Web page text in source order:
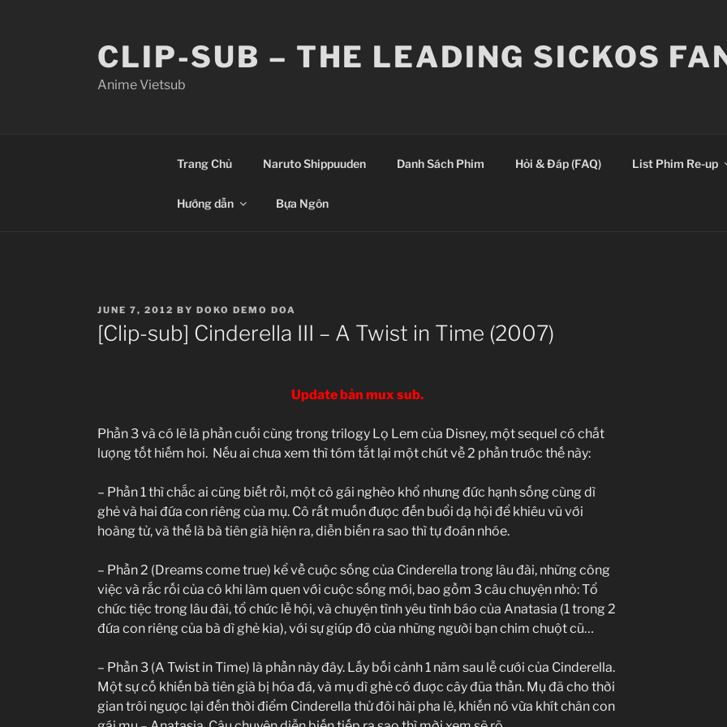
CLIP-SUB – THE LEADING SICKOS
Anime Vietsub
Trang Chủ Naruto Shippuuden Danh Sách Phim Hỏi & Đáp (FAQ) List Phim Re-up
Hướng dẫn Bựa Ngôn
POSTED
ON
JUNE 7, 2012 BY DOKO DEMO DOA
[Clip-sub] Cinderella III – A Twist in Time (2007)
Update bản mux sub.
Phần 3 và có lẽ là phần cuối cùng trong trilogy Lọ Lem của Disney, một sequel có chất
lượng tốt hiếm hoi. Nếu ai chưa xem thì tóm tắt lại một chút về 2 phần trước thế này:
– Phần 1 thì chắc ai cũng biết rồi, một cô gái nghèo khổ nhưng đức hạnh sống cùng dì
ghẻ và hai đứa con riêng của mụ. Cô rất muốn được đến buổi dạ hội để khiêu vũ với
hoàng tử, và thế là bà tiên già hiện ra, diễn biến ra sao thì tự đoán nhóe.
– Phần 2 (Dreams come true) kể về cuộc sống của Cinderella trong lâu đài, những công
việc và rắc rối của cô khi làm quen với cuộc sống mới, bao gồm 3 câu chuyện nhỏ: Tổ
chức tiệc trong lâu đài, tổ chức lễ hội, và chuyện tình yêu tình báo của Anatasia (1 trong 2
đứa con riêng của bà dì ghẻ kia), với sự giúp đỡ của những người bạn chim chuột cũ…
– Phần 3 (A Twist in Time) là phần này đây. Lấy bối cảnh 1 năm sau lễ cưới của Cinderella.
Một sự cố khiến bà tiên già bị hóa đá, và mụ dì ghẻ có được cây đũa thần. Mụ đã cho thời
gian trôi ngược lại đến thời điểm Cinderella thử đôi hài pha lê, khiến nó vừa khít chân con